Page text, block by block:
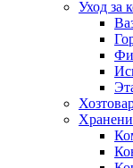
Уход за